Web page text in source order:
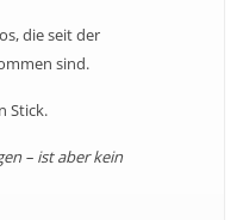
die seit der
sind.
Stick.
– ist aber kein